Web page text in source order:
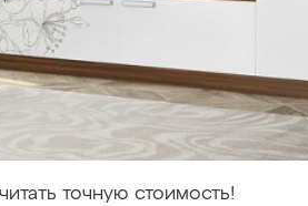
точную стоимость!